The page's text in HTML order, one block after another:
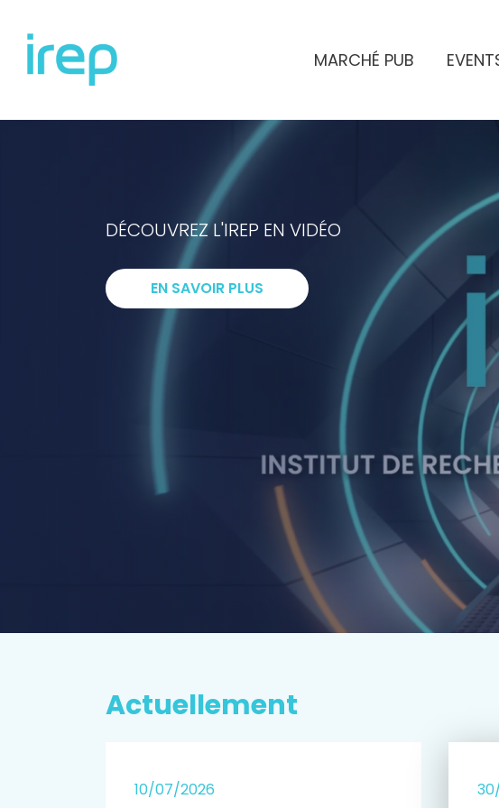
MARCHÉ PUB
INSTITUT DE RECHERCHES ET D'ETUDES
Intelligence
echerche
xpertise
rospective
DÉCOUVREZ L'IREP EN VIDÉO
EN SAVOIR PLUS
Actuellement
10/07/2026